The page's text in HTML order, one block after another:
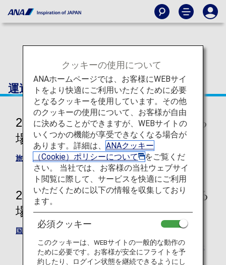
運送約款
2026年5月19日以降に旅行開始する
場合 （国内国際共通）
旅客手荷物運送約款
2026年5月18日までに旅行開始する
場合
国際運送約款（旅客及び手荷物）
2026年3月28日までに旅行開始する場合の「国際運送
約款（旅客及び手荷物）」はこちら
クッキーの使用について
ANAホームページでは、お客様にWEBサイ
トをより快適にご利用いただくために必要
となるクッキーを使用しています。その他
のクッキーの使用について、お客様が自由
に決めることができますが、WEBサイトの
いくつかの機能が享受できなくなる場合が
あります。詳細は、 ANAクッキー
（Cookie）ポリシーについて
をご覧くだ
さい。 当社では、お客様の当社ウェブサイ
ト閲覧に際して、サービスを快適にご利用
いただくために以下の情報を収集しており
ます。
必須クッキー
このクッキーは、WEBサイトの一般的な動作の
ために必要です。お客様が安全にフライトを予
約したり、ログイン状態を継続できるようにし